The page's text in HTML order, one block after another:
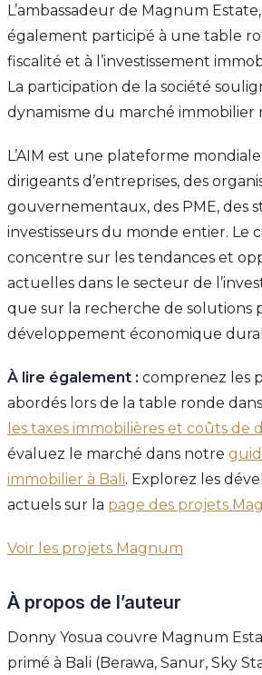
L’ambassadeur de Magnum
également participé à une table
fiscalité et à l’investissement
La participation de la société
dynamisme du marché immobilier
L’AIM est une plateforme
dirigeants d’entreprises, des
gouvernementaux, des PME, des
investisseurs du monde entier. Le
concentre sur les tendances et
actuelles dans le secteur de
que sur la recherche de solutions
développement économique
À lire également : comprenez les
abordés lors de la table ronde
les taxes immobilières et coûts de
évaluez le marché dans notre
immobilier à Bali. Explorez les
actuels sur la page des projets
Voir les projets Magnum
À propos de l’auteur
Donny Yosua couvre Magnum
primé à Bali (Berawa, Sanur, Sky